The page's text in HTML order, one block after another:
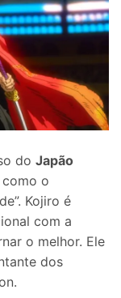
do Japão
o
Kojiro é
com a
o melhor. Ele
dos